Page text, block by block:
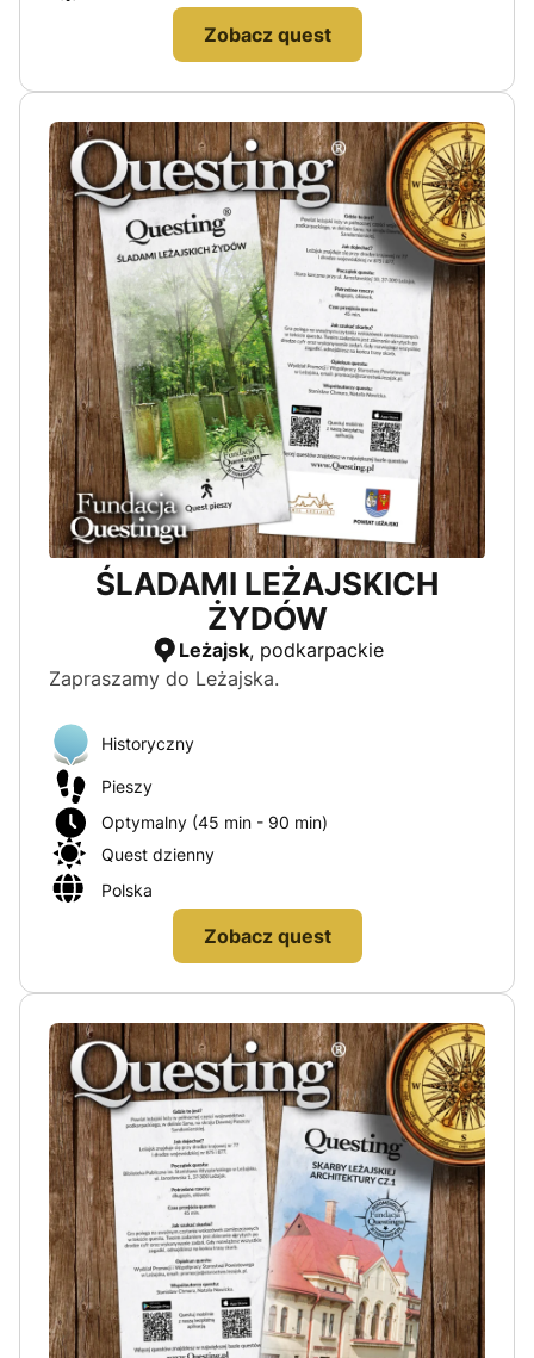
Zobacz quest
ŚLADAMI LEŻAJSKICH
ŻYDÓW
Leżajsk, podkarpackie
Zapraszamy do Leżajska.
Historyczny
Pieszy
Optymalny (45 min - 90 min)
Quest dzienny
Polska
Zobacz quest